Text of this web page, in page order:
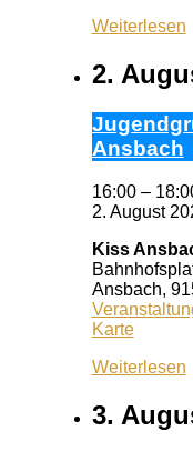
Weiterlesen
2.
Ans­bach
16:00 –
2. August
Kiss
Ansbach,
KarteKiss
Weiterlesen
3.